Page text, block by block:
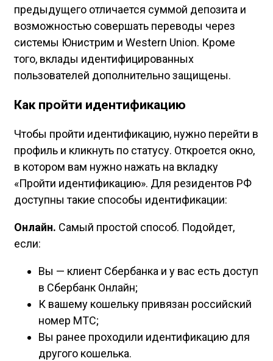
предыдущего отличается суммой депозита и
возможностью совершать переводы через
системы Юнистрим и Western Union. Кроме
того, вклады идентифицированных
пользователей дополнительно защищены.
Как пройти идентификацию
Чтобы пройти идентификацию, нужно перейти в
профиль и кликнуть по статусу. Откроется окно,
в котором вам нужно нажать на вкладку
«Пройти идентификацию». Для резидентов РФ
доступны такие способы идентификации:
Онлайн. Самый простой способ. Подойдет,
если:
Вы — клиент Сбербанка и у вас есть доступ
в Сбербанк Онлайн;
К вашему кошельку привязан российский
номер МТС;
Вы ранее проходили идентификацию для
другого кошелька.